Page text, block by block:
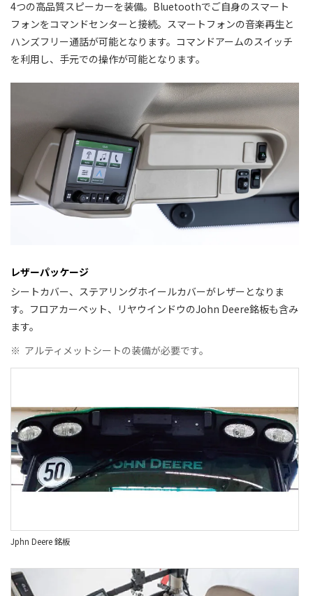
4つの高品質スピーカーを装備。Bluetoothでご自身のスマート
フォンをコマンドセンターと接続。スマートフォンの音楽再生と
ハンズフリー通話が可能となります。コマンドアームのスイッチ
を利用し、手元での操作が可能となります。
レザーパッケージ
シートカバー、ステアリングホイールカバーがレザーとなりま
す。フロアカーペット、リヤウインドウのJohn Deere銘板も含み
ます。
※ アルティメットシートの装備が必要です。
Jphn Deere 銘板